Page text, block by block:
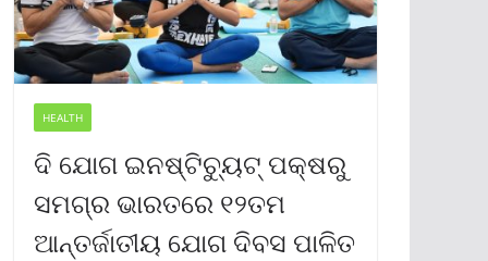
HEALTH
ଦି ଯୋଗ ଇନଷ୍ଟିଚ୍ୟୁଟ୍ ପକ୍ଷରୁ
ସମଗ୍ର ଭାରତରେ ୧୨ତମ
ଆନ୍ତର୍ଜାତୀୟ ଯୋଗ ଦିବସ ପାଳିତ